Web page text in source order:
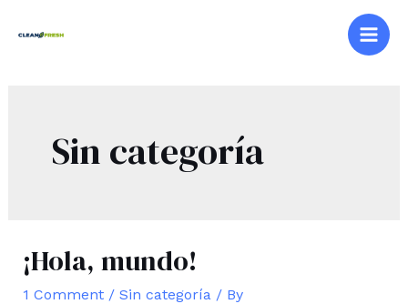
Main
Sin categoría
¡Hola, mundo!
1 Comment / Sin categoría/ By